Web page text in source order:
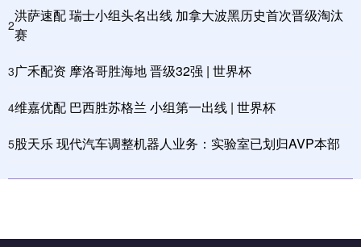
2
洪萨速配 瑞士小组头名出线 加拿大波黑历史首次晋级淘汰
赛
3广禾配资 摩洛哥胜海地 晋级32强 | 世界杯
4维嘉优配 巴西胜苏格兰 小组第一出线 | 世界杯
5股天乐 现代汽车调整机器人业务：实验室已划归AVP本部